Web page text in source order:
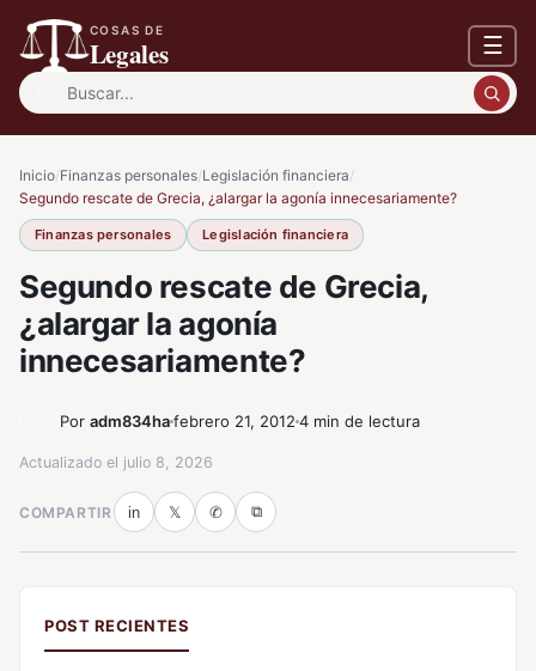
COSAS DE
Legales ☰
Buscar:
Inicio/Finanzas personales/Legislación financiera/
Segundo rescate de Grecia, ¿alargar la agonía innecesariamente?
Finanzas personales Legislación financiera
Segundo rescate de Grecia,
¿alargar la agonía
innecesariamente?
Por adm834hafebrero 21, 2012 4 min de lectura
Actualizado el julio 8, 2026
COMPARTIR in 𝕏 ✆ ⧉
POST RECIENTES